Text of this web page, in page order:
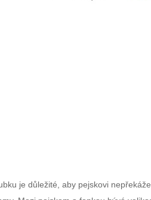
je důležité, aby pejskovi